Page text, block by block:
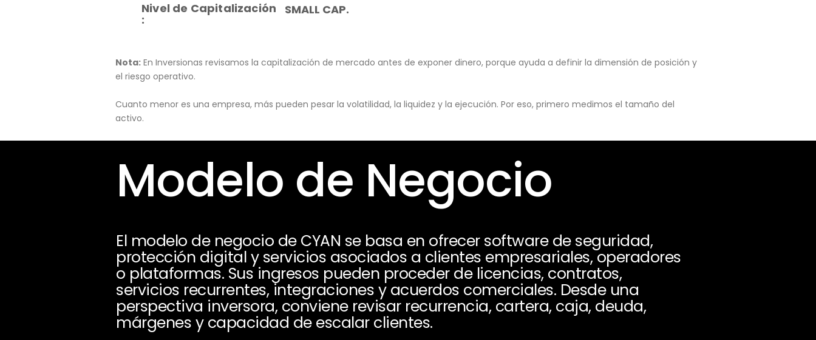
Nivel de Capitalización
:
SMALL CAP.
Nota: En Inversionas revisamos la capitalización de mercado antes de exponer dinero, porque ayuda a definir la dimensión de posición y
el riesgo operativo.
Cuanto menor es una empresa, más pueden pesar la volatilidad, la liquidez y la ejecución. Por eso, primero medimos el tamaño del
activo.
Modelo de Negocio
El modelo de negocio de CYAN se basa en ofrecer software de seguridad,
protección digital y servicios asociados a clientes empresariales, operadores
o plataformas. Sus ingresos pueden proceder de licencias, contratos,
servicios recurrentes, integraciones y acuerdos comerciales. Desde una
perspectiva inversora, conviene revisar recurrencia, cartera, caja, deuda,
márgenes y capacidad de escalar clientes.